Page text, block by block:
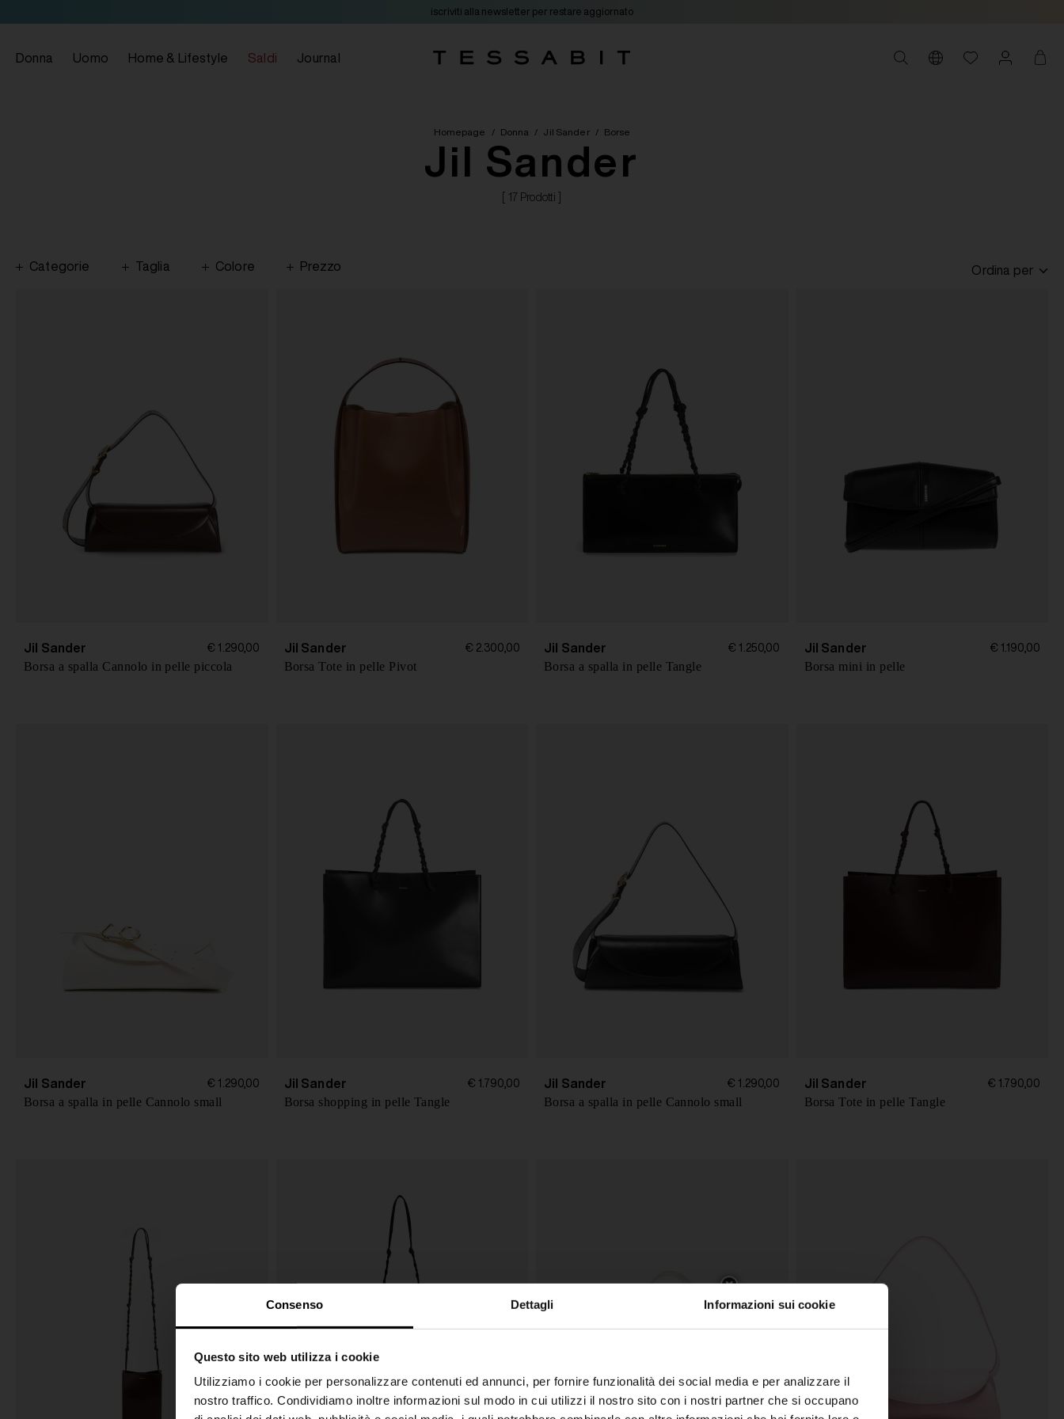
Consenso Dettagli Informazioni sui cookie
Questo sito web utilizza i cookie
Utilizziamo i cookie per personalizzare contenuti ed annunci, per fornire funzionalità dei social media e per analizzare il
nostro traffico. Condividiamo inoltre informazioni sul modo in cui utilizzi il nostro sito con i nostri partner che si occupano
iscriviti alla newsletter per restare aggiornato
Donna Uomo Home & Lifestyle Saldi Journal
Homepage / Donna / Jil Sander / Borse
Jil Sander
[ 17 Prodotti ]
Categorie Taglia Colore Prezzo Ordina per
Jil Sander € 1.290,00
Borsa a spalla Cannolo in pelle piccola
Jil Sander € 2.300,00
Borsa Tote in pelle Pivot
Jil Sander € 1.250,00
Borsa a spalla in pelle Tangle
Jil Sander € 1.190,00
Borsa mini in pelle
Jil Sander € 1.290,00
Borsa a spalla in pelle Cannolo small
Jil Sander € 1.790,00
Borsa shopping in pelle Tangle
Jil Sander € 1.290,00
Borsa a spalla in pelle Cannolo small
Jil Sander € 1.790,00
Borsa Tote in pelle Tangle
SHIPPING TO UNITED STATES?
The shipping costs and items price are based on